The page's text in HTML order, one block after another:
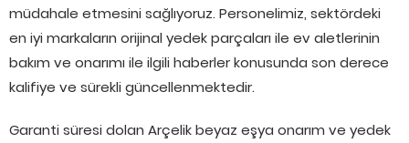
müdahale etmesini sağlıyoruz. Personelimiz, sektördeki
en iyi markaların orijinal yedek parçaları ile ev aletlerinin
bakım ve onarımı ile ilgili haberler konusunda son derece
kalifiye ve sürekli güncellenmektedir.
Garanti süresi dolan Arçelik beyaz eşya onarım ve yedek